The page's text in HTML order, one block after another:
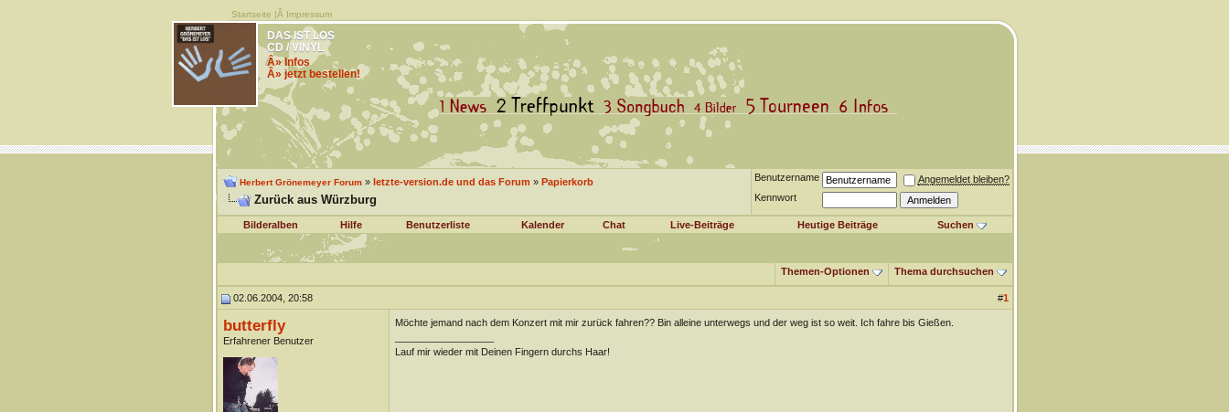
Startseite |Â Impressum
DAS IST LOS
CD / VINYL
Â» Infos
Â» jetzt bestellen!
Herbert Grönemeyer Forum» letzte-version.de und das Forum » Papierkorb
Zurück aus Würzburg
Benutzername
Angemeldet bleiben?
Kennwort
Bilderalben Hilfe Benutzerliste Kalender Chat Live-Beiträge Heutige Beiträge Suchen
Themen-Optionen Thema durchsuchen
02.06.2004, 20:58 #1
butterfly
Erfahrener Benutzer
Möchte jemand nach dem Konzert mit mir zurück fahren?? Bin alleine unterwegs und der weg ist so weit. Ich fahre bis Gießen.
Lauf mir wieder mit Deinen Fingern durchs Haar!